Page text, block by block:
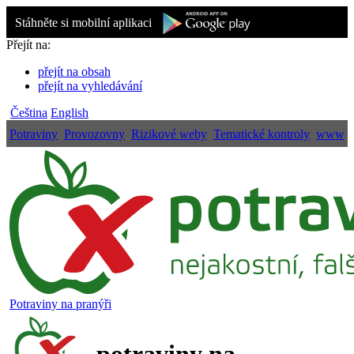
Stáhněte si mobilní aplikaci
Přejít na:
přejít na obsah
přejít na vyhledávání
Čeština English
Potraviny Provozovny Rizikové weby Tematické kontroly www
Potraviny na pranýři